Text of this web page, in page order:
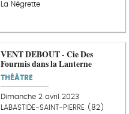
La Négrette
VENT DEBOUT - Cie Des
Fourmis dans la Lanterne
THÉÂTRE
Dimanche 2 avril 2023
LABASTIDE-SAINT-PIERRE (82)